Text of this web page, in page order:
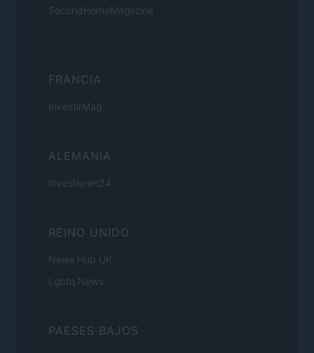
SecondHomeMagazine
FRANCIA
InvestirMag
ALEMANIA
Investieren24
REINO UNIDO
News Hub UK
Lgbtq News
PAESES BAJOS